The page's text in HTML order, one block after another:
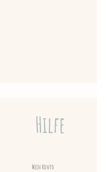
Hilfe
Mein Konto